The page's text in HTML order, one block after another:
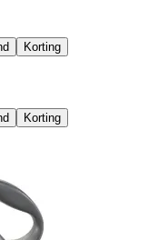
Korting
Korting